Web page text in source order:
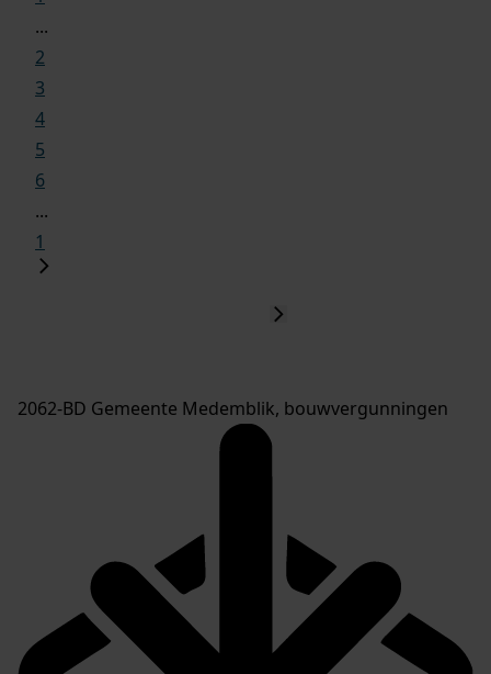
...
2
3
4
5
6
...
1
2062-BD Gemeente Medemblik, bouwvergunningen